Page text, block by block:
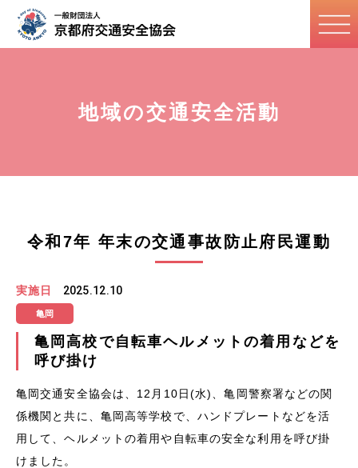
地域の交通安全活動
令和7年 年末の交通事故防止府民運動
実施日 2025.12.10
亀岡
亀岡高校で自転車ヘルメットの着用などを
呼び掛け
亀岡交通安全協会は、12月10日(水)、亀岡警察署などの関
係機関と共に、亀岡高等学校で、ハンドプレートなどを活
用して、ヘルメットの着用や自転車の安全な利用を呼び掛
けました。